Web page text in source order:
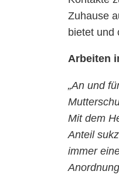
Zuhause
bietet und
Arbeiten
„An und
Mit dem
Anteil
immer